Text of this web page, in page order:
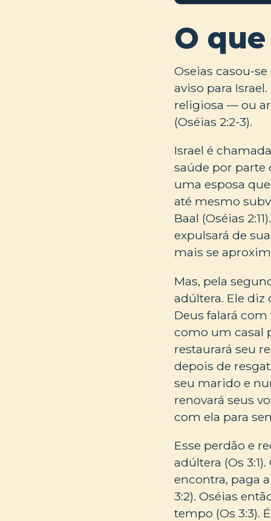
O
Oseias casou-
aviso para
religiosa — ou
(Oséias 2:2-3).
Israel é
saúde por parte
uma esposa
até mesmo
Baal (Oséias
expulsará de
mais se
Mas, pela
adúltera. Ele diz
Deus falará
como um casal
restaurará seu
depois de
seu marido e
renovará seus
com ela para
Esse perdão e
adúltera (Os
encontra, paga
3:2). Oséias
tempo (Os 3:3).